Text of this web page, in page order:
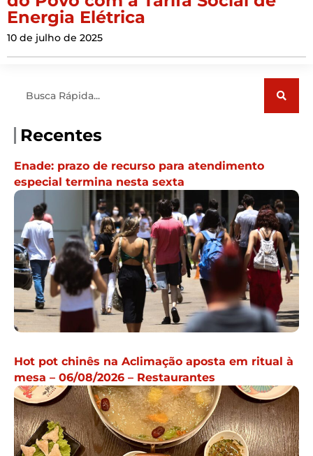
Energia Elétrica
10 de julho de 2025
Recentes
Enade: prazo de recurso para atendimento
especial termina nesta sexta
Hot pot chinês na Aclimação aposta em ritual à
mesa – 06/08/2026 – Restaurantes